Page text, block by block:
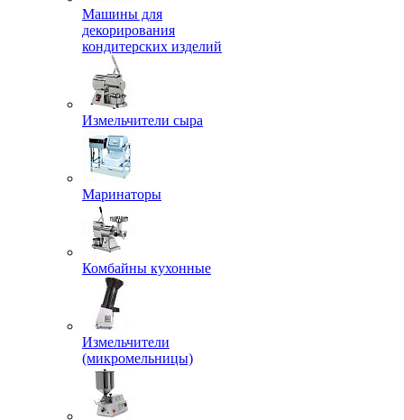
Машины для
декорирования
кондитерских изделий
Измельчители сыра
Маринаторы
Комбайны кухонные
Измельчители
(микромельницы)